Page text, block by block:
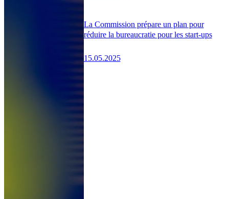
La Commission prépare un plan pour
réduire la bureaucratie pour les start-ups
15.05.2025